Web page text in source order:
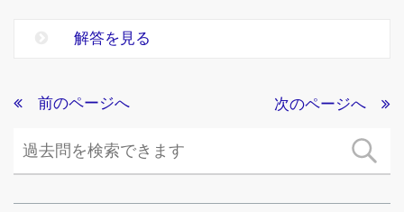
解答を見る
前のページへ 次のページへ